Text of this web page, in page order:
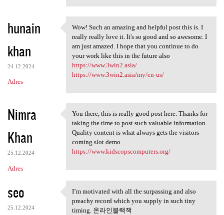
hunain
khan
24.12.2024
Adres
Wow! Such an amazing and
Wow! Such an amazing and helpful post this is. I
really really love it. It's so good and so awesome. I
am just amazed. I hope that you continue to do
your work like this in the future also
https://www.3win2.asia/
https://www.3win2.asia/my/en-us/
Nimra
Khan
25.12.2024
Adres
You there, this is really
You there, this is really good post here. Thanks for
taking the time to post such valuable information.
Quality content is what always gets the visitors
coming.slot demo
https://www.kidscopscomputers.org/
seo
25.12.2024
I’m motivated with all the
I’m motivated with all the surpassing and also
preachy record which you supply in such tiny
timing. 온라인블랙잭